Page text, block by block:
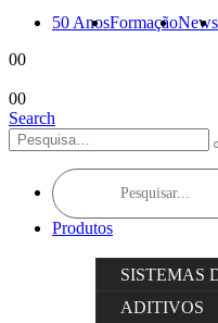
50 AnosFormaçãoNews
00
00
Search
Products
search
Produtos
SISTEMAS
ADITIVOS